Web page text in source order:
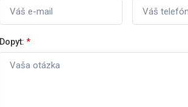
Dopyt: *